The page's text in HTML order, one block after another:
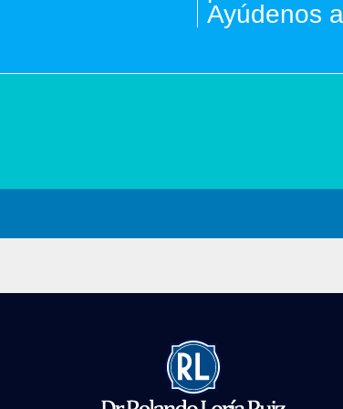
Ayúdenos